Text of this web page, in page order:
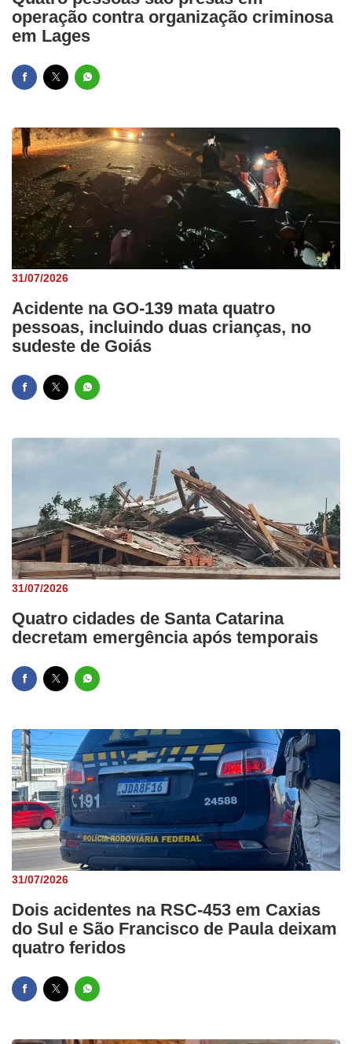
operação contra organização criminosa
em Lages
31/07/2026
Acidente na GO-139 mata quatro
pessoas, incluindo duas crianças, no
sudeste de Goiás
31/07/2026
Quatro cidades de Santa Catarina
decretam emergência após temporais
31/07/2026
Dois acidentes na RSC-453 em Caxias
do Sul e São Francisco de Paula deixam
quatro feridos